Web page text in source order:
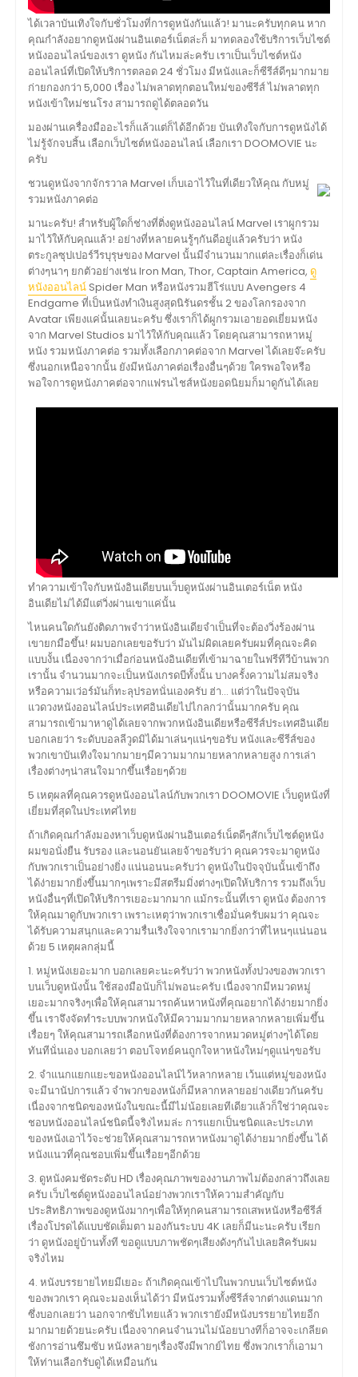
ได้เวลาบันเทิงใจกับชั่วโมงที่การดูหนังกันแล้ว! มานะครับทุกคน หาก
คุณกำลังอยากดูหนังผ่านอินเตอร์เน็ตล่ะก็ มาทดลองใช้บริการเว็บไซต์
หนังออนไลน์ของเรา ดูหนัง กันไหมล่ะครับ เราเป็นเว็บไซต์หนัง
ออนไลน์ที่เปิดให้บริการตลอด 24 ชั่วโมง มีหนังและก็ซีรีส์ดีๆมากมาย
ก่ายกองกว่า 5,000 เรื่อง ไม่พลาดทุกตอนใหม่ของซีรีส์ ไม่พลาดทุก
หนังเข้าใหม่ชนโรง สามารถดูได้ตลอดวัน
มองผ่านเครื่องมืออะไรก็แล้วแต่ก็ได้อีกด้วย บันเทิงใจกับการดูหนังได้
ไม่รู้จักจบสิ้น เลือกเว็บไซต์หนังออนไลน์ เลือกเรา DOOMOVIE นะ
ครับ
ชวนดูหนังจากจักรวาล Marvel เก็บเอาไว้ในที่เดียวให้คุณ กับหมู่
รวมหนังภาคต่อ
มานะครับ! สำหรับผู้ใดก็ช่างที่ติ่งดูหนังออนไลน์ Marvel เราผูกรวม
มาไว้ให้กับคุณแล้ว! อย่างที่หลายคนรู้ๆกันดีอยู่แล้วครับว่า หนัง
ตระกูลซุปเปอร์วีรบุรุษของ Marvel นั้นมีจำนวนมากแต่ละเรื่องก็เด่น
ต่างๆนาๆ ยกตัวอย่างเช่น Iron Man, Thor, Captain America, ดู
หนังออนไลน์ Spider Man หรือหนังรวมฮีโร่แบบ Avengers 4
Endgame ที่เป็นหนังทำเงินสูงสุดนิรันดรชั้น 2 ของโลกรองจาก
Avatar เพียงแค่นั้นเลยนะครับ ซึ่งเราก็ได้ผูกรวมเอายอดเยี่ยมหนัง
จาก Marvel Studios มาไว้ให้กับคุณแล้ว โดยคุณสามารถหาหมู่
หนัง รวมหนังภาคต่อ รวมทั้งเลือกภาคต่อจาก Marvel ได้เลยจ๊ะครับ
ซึ่งนอกเหนือจากนั้น ยังมีหนังภาคต่อเรื่องอื่นๆด้วย ใครพอใจหรือ
พอใจการดูหนังภาคต่อจากแฟรนไชส์หนังยอดนิยมก็มาดูกันได้เลย
ทำความเข้าใจกับหนังอินเดียบนเว็บดูหนังผ่านอินเตอร์เน็ต หนัง
อินเดียไม่ได้มีแต่วิ่งผ่านเขาแค่นั้น
ไหนคนใดกันยังติดภาพจำว่าหนังอินเดียจำเป็นที่จะต้องวิ่งร้องผ่าน
เขายกมือขึ้น! ผมบอกเลยขอรับว่า มันไม่ผิดเลยครับผมที่คุณจะคิด
แบบงั้น เนื่องจากว่าเมื่อก่อนหนังอินเดียที่เข้ามาฉายในฟรีทีวีบ้านพวก
เรานั้น จำนวนมากจะเป็นหนังเกรดบีทั้งนั้น บางครั้งความไม่สมจริง
หรือความเว่อร์มันก็ทะลุปรอทนั่นเองครับ ฮ่า… แต่ว่าในปัจจุบัน
แวดวงหนังออนไลน์ประเทศอินเดียไปไกลกว่านั้นมากครับ คุณ
สามารถเข้ามาหาดูได้เลยจากพวกหนังอินเดียหรือซีรีส์ประเทศอินเดีย
บอกเลยว่า ระดับบอลลีวูดมิได้มาเล่นๆแน่ๆขอรับ หนังและซีรีส์ของ
พวกเขาบันเทิงใจมากมายๆมีความมากมายหลากหลายสูง การเล่า
เรื่องต่างๆน่าสนใจมากขึ้นเรื่อยๆด้วย
5 เหตุผลที่คุณควรดูหนังออนไลน์กับพวกเรา DOOMOVIE เว็บดูหนังที่
เยี่ยมที่สุดในประเทศไทย
ถ้าเกิดคุณกำลังมองหาเว็บดูหนังผ่านอินเตอร์เน็ตดีๆสักเว็บไซต์ดูหนัง
ผมขอนั่งยืน รับรอง และนอนยันเลยจ้าขอรับว่า คุณควรจะมาดูหนัง
กับพวกเราเป็นอย่างยิ่ง แน่นอนนะครับว่า ดูหนังในปัจจุบันนั้นเข้าถึง
ได้ง่ายมากยิ่งขึ้นมากๆเพราะมีสตรีมมิ่งต่างๆเปิดให้บริการ รวมถึงเว็บ
หนังอื่นๆที่เปิดให้บริการเยอะมากมาก แม้กระนั้นที่เรา ดูหนัง ต้องการ
ให้คุณมาดูกับพวกเรา เพราะเหตุว่าพวกเราเชื่อมั่นครับผมว่า คุณจะ
ได้รับความสนุกและความรื่นเริงใจจากเรามากยิ่งกว่าที่ไหนๆแน่นอน
ด้วย 5 เหตุผลกลุ่มนี้
1. หมู่หนังเยอะมาก บอกเลยคะนะครับว่า พวกหนังทั้งปวงของพวกเรา
บนเว็บดูหนังนั้น ใช้สองมือนับก็ไม่พอนะครับ เนื่องจากมีหมวดหมู่
เยอะมากจริงๆเพื่อให้คุณสามารถค้นหาหนังที่คุณอยากได้ง่ายมากยิ่ง
ขึ้น เราจึงจัดทำระบบพวกหนังให้มีความมากมายหลากหลายเพิ่มขึ้น
เรื่อยๆ ให้คุณสามารถเลือกหนังที่ต้องการจากหมวดหมู่ต่างๆได้โดย
ทันทีนั่นเอง บอกเลยว่า ตอบโจทย์คนถูกใจหาหนังใหม่ๆดูแน่ๆขอรับ
2. จำแนกแยกแยะขอหนังออนไลน์ไว้หลากหลาย เว้นแต่หมู่ของหนัง
จะมีนานัปการแล้ว จำพวกของหนังก็มีหลากหลายอย่างเดียวกันครับ
เนื่องจากชนิดของหนังในขณะนี้มีไม่น้อยเลยทีเดียวแล้วก็ใช่ว่าคุณจะ
ชอบหนังออนไลน์ชนิดนี้จริงไหมล่ะ การแยกเป็นชนิดและประเภท
ของหนังเอาไว้จะช่วยให้คุณสามารถหาหนังมาดูได้ง่ายมากยิ่งขึ้น ได้
หนังแนวที่คุณชอบเพิ่มขึ้นเรื่อยๆอีกด้วย
3. ดูหนังคมชัดระดับ HD เรื่องคุณภาพของงานภาพไม่ต้องกล่าวถึงเลย
ครับ เว็บไซต์ดูหนังออนไลน์อย่างพวกเราให้ความสำคัญกับ
ประสิทธิภาพของดูหนังมากๆเพื่อให้ทุกคนสามารถเสพหนังหรือซีรีส์
เรื่องโปรดได้แบบชัดเต็มตา มองกันระบบ 4K เลยก็มีนะนะครับ เรียก
ว่า ดูหนังอยู่บ้านทั้งที ขอดูแบบภาพชัดๆเสียงดังๆกันไปเลยสิครับผม
จริงไหม
4. หนังบรรยายไทยมีเยอะ ถ้าเกิดคุณเข้าไปในพวกบนเว็บไซต์หนัง
ของพวกเรา คุณจะมองเห็นได้ว่า มีหนังรวมทั้งซีรีส์จากต่างแดนมาก
ซึ่งบอกเลยว่า นอกจากซับไทยแล้ว พวกเรายังมีหนังบรรยายไทยอีก
มากมายด้วยนะครับ เนื่องจากคนจำนวนไม่น้อยบางทีก็อาจจะเกลียด
ชังการอ่านซึมซับ หนังหลายๆเรื่องจึงมีพากย์ไทย ซึ่งพวกเราก็เอามา
ให้ท่านเลือกรับดูได้เหมือนกัน